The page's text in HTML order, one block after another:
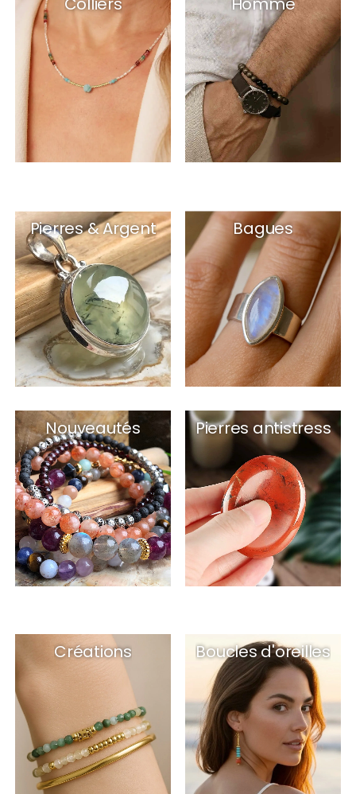
Pierres & Argent Bagues
Nouveautés Pierres antistress
Créations Boucles d'oreilles